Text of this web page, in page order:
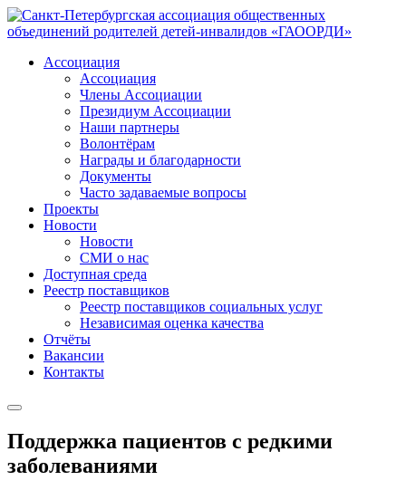
Ассоциация
Ассоциация
Члены Ассоциации
Президиум Ассоциации
Наши партнеры
Волонтёрам
Награды и благодарности
Документы
Часто задаваемые вопросы
Проекты
Новости
Новости
СМИ о нас
Доступная среда
Реестр поставщиков
Реестр поставщиков социальных услуг
Независимая оценка качества
Отчёты
Вакансии
Контакты
Поддержка пациентов с редкими
заболеваниями